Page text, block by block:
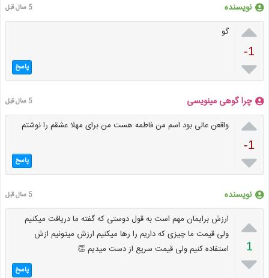
نویسنده 5 سال قبل

-1

گو
پاسخ
چرا گوهی مینویسی 5 سال قبل

-1

واقعن عالی بود اسم من فاطمه هست من برای مهلا عشقم را نوشتم
پاسخ
نویسنده 5 سال قبل

1

ارزش برایمان مهم است به قول دوستی که گفته ما دریافت میکنیم
ولی قیمت ما چیزی که داریم را رها میکنیم ارزش میتونیم ازش
استفاده کنیم ولی قیمت سریع از دست میدیم 👏
پاسخ